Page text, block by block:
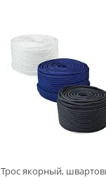
Трос якорный,